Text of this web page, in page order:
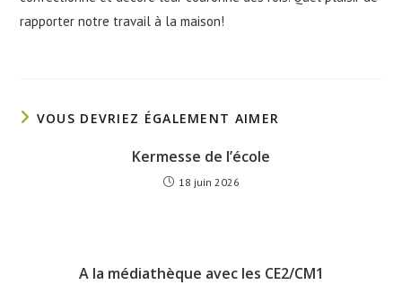
rapporter notre travail à la maison!
VOUS DEVRIEZ ÉGALEMENT AIMER
Kermesse de l’école
18 juin 2026
A la médiathèque avec les CE2/CM1